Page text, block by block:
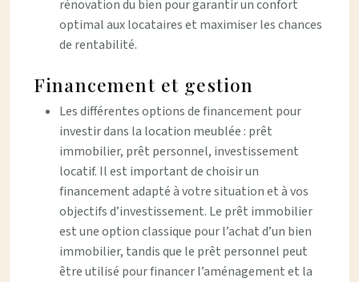
rénovation du bien pour garantir un confort
optimal aux locataires et maximiser les chances
de rentabilité.
Financement et gestion
Les différentes options de financement pour
investir dans la location meublée : prêt
immobilier, prêt personnel, investissement
locatif. Il est important de choisir un
financement adapté à votre situation et à vos
objectifs d’investissement. Le prêt immobilier
est une option classique pour l’achat d’un bien
immobilier, tandis que le prêt personnel peut
être utilisé pour financer l’aménagement et la